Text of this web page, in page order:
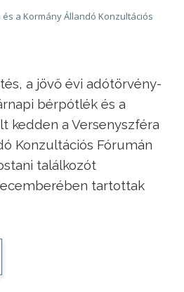
a Kormány Állandó Konzultációs
a jövő évi adótörvény-
bérpótlék és a
kedden a Versenyszféra
Konzultációs Fórumán
találkozót
tartottak